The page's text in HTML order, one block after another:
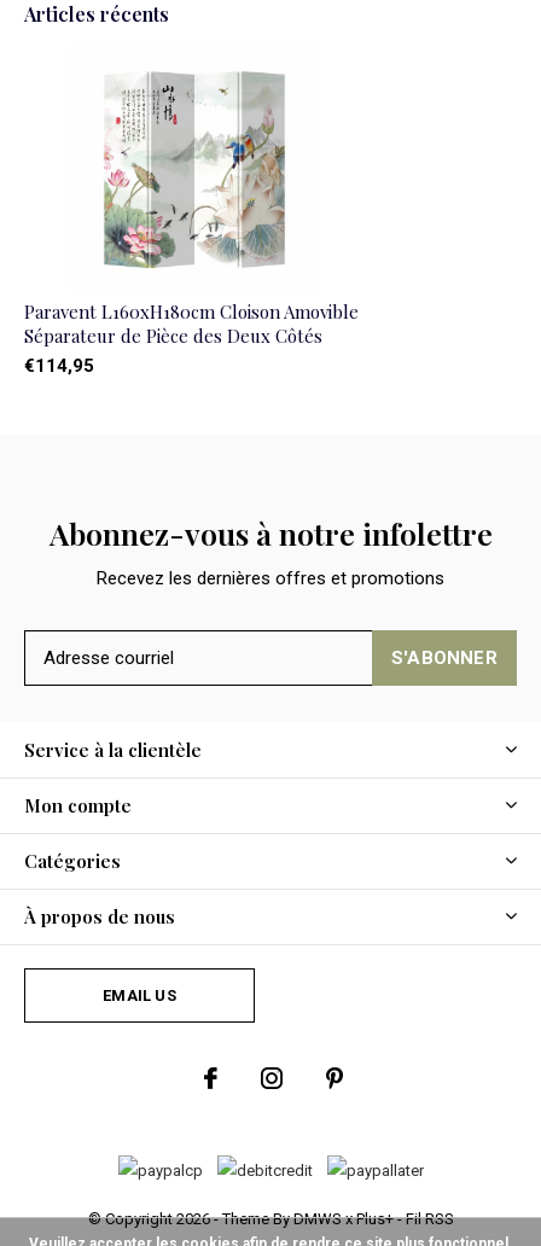
Articles récents
Paravent L160xH180cm Cloison Amovible
Séparateur de Pièce des Deux Côtés
€114,95
Abonnez-vous à notre infolettre
Recevez les dernières offres et promotions
S'ABONNER
Service à la clientèle
Mon compte
Catégories
À propos de nous
EMAIL US
© Copyright2026- Theme ByDMWSxPlus+-Fil RSS